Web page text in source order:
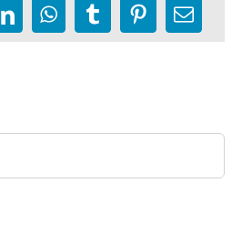
LinkedInWhatsApp
TumblrPinterest
E-